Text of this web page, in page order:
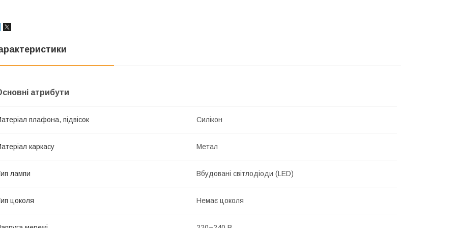
атрибути
плафона, підвісок Силікон
каркасу Метал
лампи Вбудовані світлодіоди (LED)
цоколя Немає цоколя